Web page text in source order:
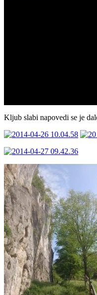
Kljub slabi napovedi se je